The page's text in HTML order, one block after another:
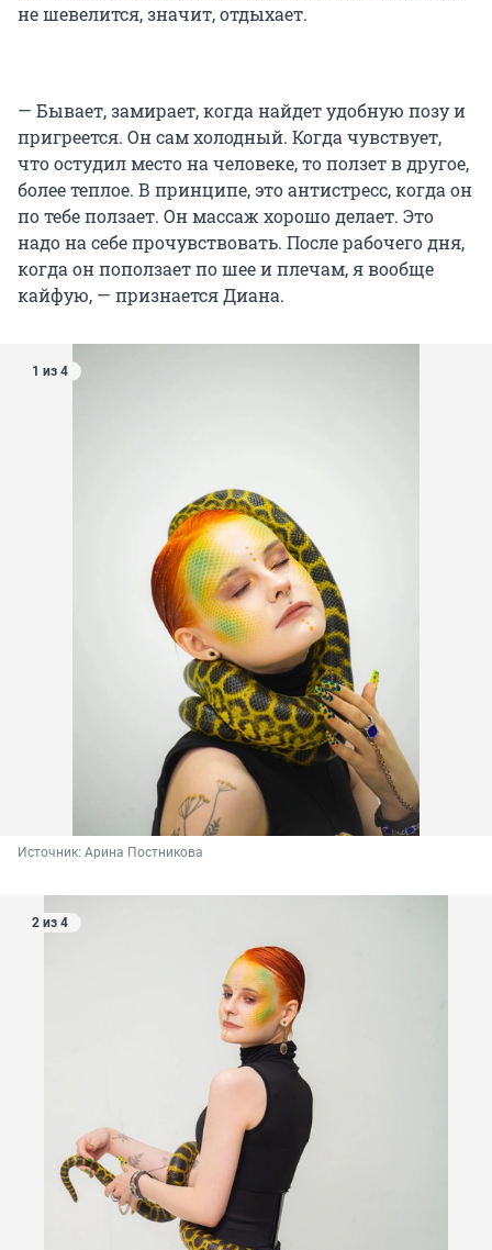
не шевелится, значит, отдыхает.
— Бывает, замирает, когда найдет удобную позу и
пригреется. Он сам холодный. Когда чувствует,
что остудил место на человеке, то ползет в другое,
более теплое. В принципе, это антистресс, когда он
по тебе ползает. Он массаж хорошо делает. Это
надо на себе прочувствовать. После рабочего дня,
когда он поползает по шее и плечам, я вообще
кайфую, — признается Диана.
1 из 4
Источник: Арина Постникова
2 из 4